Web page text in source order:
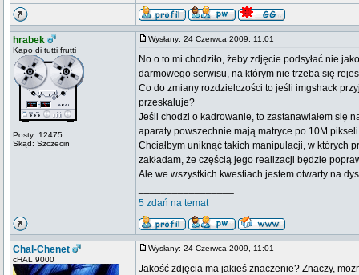
hrabek
Kapo di tutti frutti
Posty: 12475
Skąd: Szczecin
Wysłany: 24 Czerwca 2009, 11:01
No o to mi chodziło, żeby zdjęcie podsyłać nie
darmowego serwisu, na którym nie trzeba się
Co do zmiany rozdzielczości to jeśli imgshack
przeskaluje?
Jeśli chodzi o kadrowanie, to zastanawiałem się
aparaty powszechnie mają matryce po 10M
Chciałbym uniknąć takich manipulacji, w których
zakładam, że częścią jego realizacji będzie
Ale we wszystkich kwestiach jestem otwarty na
5 zdań na temat
Chal-Chenet
cHAL 9000
Wysłany: 24 Czerwca 2009, 11:01
Jakość zdjęcia ma jakieś znaczenie? Znaczy,